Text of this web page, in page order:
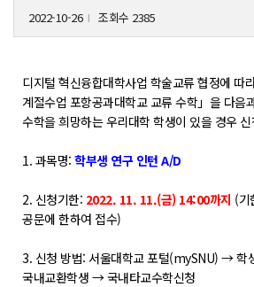
학위학사 안내
개설교과목
학사일정
성과확산센터
소개
POLAR expert
2022-10-26 조회수 2385
디지털 혁신융합대학사업 학술교류 협정에 따
계절수업 포항공과대학교 교류 수학」을 다음
수학을 희망하는 우리대학 학생이 있을 경우
1. 과목명: 학부생 연구 인턴 A/D
2. 신청기한: 2022. 11. 11.(금) 14:00까지 (기
공문에 한하여 접수)
3. 신청 방법: 서울대학교 포털(mySNU) →
국내교환학생 → 국내타교수학신청